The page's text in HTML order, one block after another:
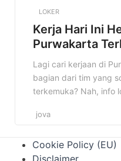
LOKER
Kerja Hari Ini
Purwakarta
Lagi cari kerjaan di
bagian dari tim yang
terkemuka? Nah, info
Cocok banget buat
pergudangan. Kenapa
Alfamart adalah
jova
Cookie Policy (EU)
Disclaimer